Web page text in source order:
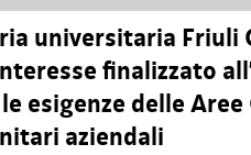
universitaria Friuli
finalizzato
esigenze delle
aziendali